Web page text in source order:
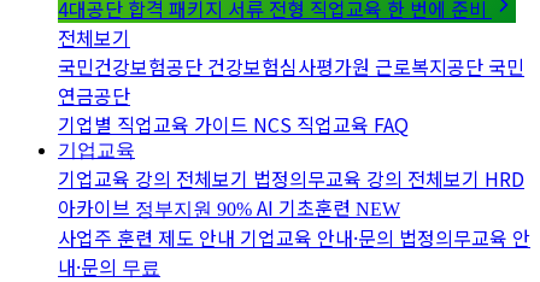
4대공단 합격 패키지 서류 전형 직업교육 한 번에 준비
전체보기
국민건강보험공단 건강보험심사평가원 근로복지공단 국민
연금공단
기업별 직업교육 가이드 NCS 직업교육 FAQ
기업교육
기업교육 강의 전체보기 법정의무교육 강의 전체보기 HRD
아카이브 정부지원 90% AI 기초훈련 NEW
사업주 훈련 제도 안내 기업교육 안내·문의 법정의무교육 안
내·문의 무료